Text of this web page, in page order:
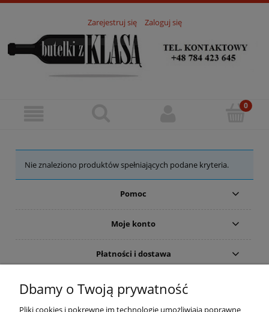
Zarejestruj się Zaloguj się
Nie znaleziono produktów spełniających podane kryteria.
Pomoc
Moje konto
Płatności i dostawa
Informacje
Dbamy o Twoją prywatność
Pliki cookies i pokrewne im technologie umożliwiają poprawne